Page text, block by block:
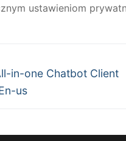
ustawieniom
in-one Chatbot Client
us